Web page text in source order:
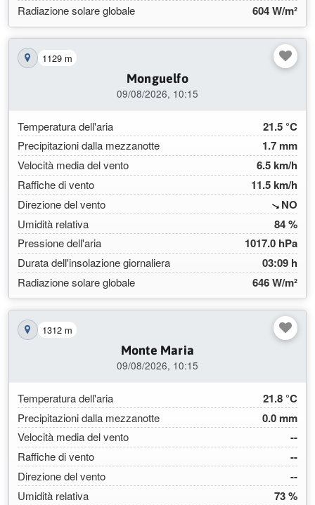
Radiazione solare globale 604 W/m²
Mostra la stazione sulla mappa
1129 m
Monguelfo
09/08/2026, 10:15
Temperatura dell'aria 21.5 °C
Precipitazioni dalla mezzanotte 1.7 mm
Velocità media del vento 6.5 km/h
Raffiche di vento 11.5 km/h
Direzione del vento NO
Umidità relativa
84 %
Pressione dell'aria 1017.0 hPa
Durata dell'insolazione giornaliera 03:09 h
Radiazione solare globale 646 W/m²
Mostra la stazione sulla mappa
1312 m
Monte Maria
09/08/2026, 10:15
Temperatura dell'aria 21.8 °C
Precipitazioni dalla mezzanotte 0.0 mm
Velocità media del vento --
Raffiche di vento --
Direzione del vento --
Umidità relativa 73 %